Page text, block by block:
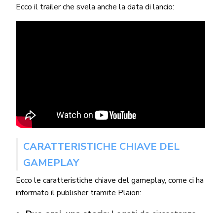
Ecco il trailer che svela anche la data di lancio:
CARATTERISTICHE CHIAVE DEL
GAMEPLAY
Ecco le caratteristiche chiave del gameplay, come ci ha
informato il publisher tramite Plaion: